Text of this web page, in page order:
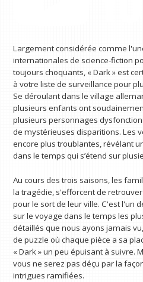
Largement considérée comme
internationales de science-fiction
toujours choquants, « Dark » est
à votre liste de surveillance pour
Se déroulant dans le village
plusieurs enfants ont
plusieurs personnages
de mystérieuses disparitions. Les
encore plus troublantes, révélant
dans le temps qui s’étend sur
Au cours des trois saisons, les
la tragédie, s'efforcent de
pour le sort de leur ville. C'est l'un
sur le voyage dans le temps les
détaillés que nous ayons jamais
de puzzle où chaque pièce a sa
« Dark » un peu épuisant à suivre.
vous ne serez pas déçu par la
intrigues ramifiées.